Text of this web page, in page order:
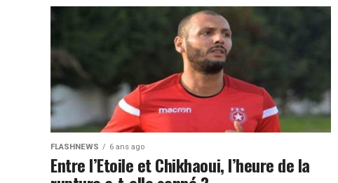
FLASHNEWS 6 ans ago
Entre l’Etoile et Chikhaoui, l’heure de la